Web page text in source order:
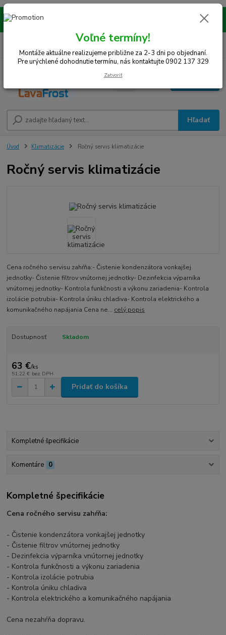
Montáže realizujeme na celom západe SR! Kraje TT, BA, NR, TN, vrátane
Hľadať
(Po-Pia, 8-15 hod.)
0 €
Úvod Klimatizácie Ročný servis klimatizácie
Ročný servis klimatizácie
Cena ročného servisu zahŕňa:- Čistenie kondenzátora vonkajšej
jednotky- Čistenie filtrov vnútornej jednotky- Dezinfekcia výparníka
vnútornej jednotky- Kontrola funkčnosti a výkonu zariadenia- Kontrola
izolácie potrubia- Kontrola úniku chladiva- Kontrola elektrického a
komunikačného napájania Cena ne... celý popis
Dostupnosť Skladom
63 €/ks
51,22 € bez DPH
Pridať do košíka
Kompletné špecifikácie
Komentáre 0
Kompletné špecifikácie
Cena ročného servisu zahŕňa:
- Čistenie kondenzátora vonkajšej jednotky
- Čistenie filtrov vnútornej jednotky
- Dezinfekcia výparníka vnútornej jednotky
- Kontrola funkčnosti a výkonu zariadenia
- Kontrola izolácie potrubia
- Kontrola úniku chladiva
- Kontrola elektrického a komunikačného napájania
Cena nezahŕňa dopravu.
Voľné termíny!
Montáže aktuálne realizujeme približne za 2-3 dni po objednaní.
Pre urýchlené dohodnutie termínu, nás kontaktujte 0902 137 329
Zatvoriť